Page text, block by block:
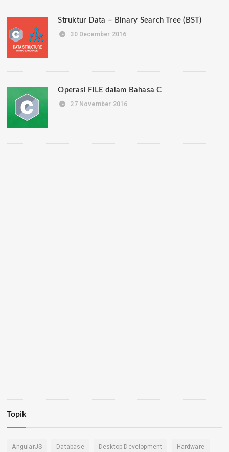
Struktur Data – Binary Search Tree (BST)
30 December 2016
Operasi FILE dalam Bahasa C
27 November 2016
Topik
AngularJS Database Desktop Development Hardware